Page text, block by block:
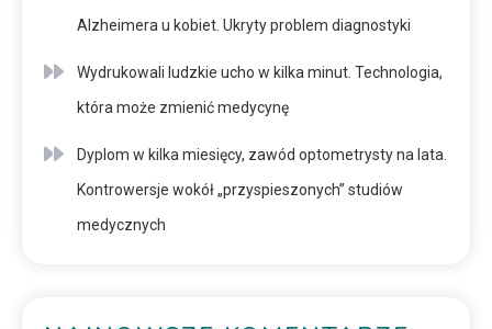
Alzheimera u kobiet. Ukryty problem diagnostyki
Wydrukowali ludzkie ucho w kilka minut. Technologia,
która może zmienić medycynę
Dyplom w kilka miesięcy, zawód optometrysty na lata.
Kontrowersje wokół „przyspieszonych” studiów
medycznych